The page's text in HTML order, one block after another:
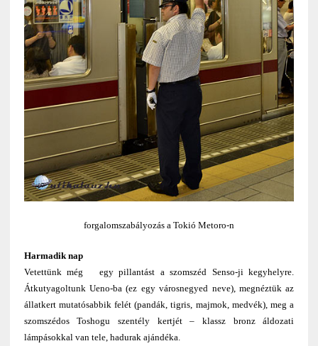
forgalomszabályozás a Tokió Metoro-n
Harmadik nap
Vetettünk még egy pillantást a szomszéd Senso-ji kegyhelyre.
Átkutyagoltunk Ueno-ba (ez egy városnegyed neve), megnéztük az
állatkert mutatósabbik felét (pandák, tigris, majmok, medvék), meg a
szomszédos Toshogu szentély kertjét – klassz bronz áldozati
lámpásokkal van tele, hadurak ajándéka.